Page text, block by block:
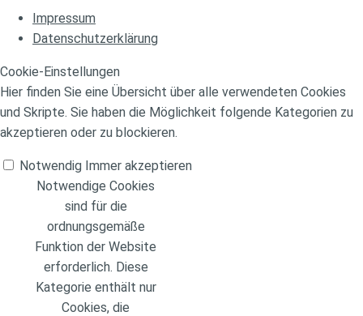
Impressum
Datenschutzerklärung
Cookie-Einstellungen
Hier finden Sie eine Übersicht über alle verwendeten Cookies
und Skripte. Sie haben die Möglichkeit folgende Kategorien zu
akzeptieren oder zu blockieren.
Notwendig Immer akzeptieren
Notwendige Cookies
sind für die
ordnungsgemäße
Funktion der Website
erforderlich. Diese
Kategorie enthält nur
Cookies, die